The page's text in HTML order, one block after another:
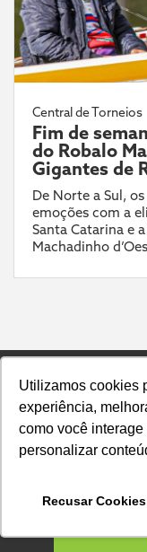
Utilizamos cookies
experiência,
como você
personalizar
Recusar Cookies
Central de Torneios
Fim de
do Robalo
Gigantes de
De Norte a Sul,
emoções com a
Santa Catarina e
Machadinho
NÓS TE
Fique ligado na
do
Nome